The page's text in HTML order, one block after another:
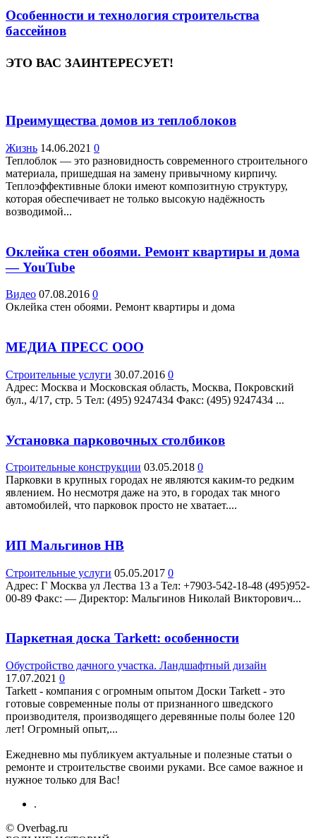
Особенности и технология строительства
бассейнов
ЭТО ВАС ЗАИНТЕРЕСУЕТ!
Преимущества домов из теплоблоков
Жизнь 14.06.2021 0
Теплоблок — это разновидность современного строительного
материала, пришедшая на замену привычному кирпичу.
Теплоэффективные блоки имеют композитную структуру,
которая обеспечивает не только высокую надёжность
возводимой...
Оклейка стен обоями. Ремонт квартиры и дома
— YouTube
Видео 07.08.2016 0
Оклейка стен обоями. Ремонт квартиры и дома
МЕДИА ПРЕСС ООО
Строительные услуги 30.07.2016 0
Адрес: Москва и Московская область, Москва, Покровский
бул., 4/17, стр. 5 Teл: (495) 9247434 Факс: (495) 9247434 ...
Установка парковочных столбиков
Строительные конструкции 03.05.2018 0
Парковки в крупных городах не являются каким-то редким
явлением. Но несмотря даже на это, в городах так много
автомобилей, что парковок просто не хватает....
ИП Мальгинов НВ
Строительные услуги 05.05.2017 0
Адрес: Г Москва ул Лества 13 а Teл: +7903-542-18-48 (495)952-
00-89 Факс: — Директор: Мальгинов Николай Викторович...
Паркетная доска Tarkett: особенности
Обустройство дачного участка. Ландшафтный дизайн
17.07.2021 0
Tarkett - компания с огромным опытом Доски Tarkett - это
готовые современные полы от признанного шведского
производителя, производящего деревянные полы более 120
лет! Огромный опыт,...
Ежедневно мы публикуем актуальные и полезные статьи о
ремонте и строительстве своими руками. Все самое важное и
нужное только для Вас!
.
© Overbag.ru